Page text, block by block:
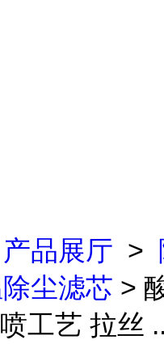
产品展厅 >
尘滤芯 >
工艺 拉丝